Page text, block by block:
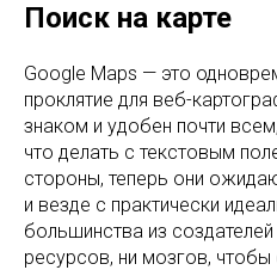
Поиск на карте
Google Maps — это
проклятие для веб-
знаком и удобен почти
что делать с текстовым
стороны, теперь они
и везде с практически
большинства из создателей
ресурсов, ни мозгов,